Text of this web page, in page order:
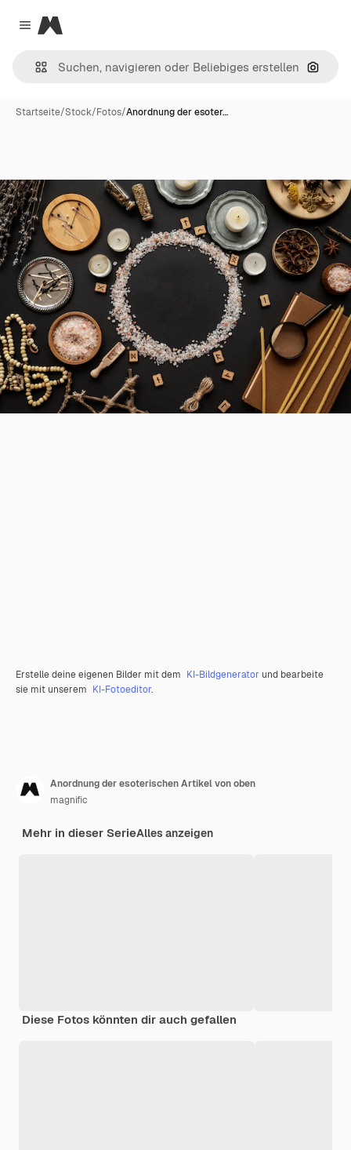
Close menu
Magnific
Nach
Startseite/Stock/Fotos/Anordnung der esoter…
Erstelle deine eigenen Bilder mit dem KI-Bildgenerator und bearbeite
sie mit unserem KI-Fotoeditor.
Anordnung der esoterischen Artikel von oben
magnific
Mehr in dieser SerieAlles anzeigen
Diese Fotos könnten dir auch gefallen